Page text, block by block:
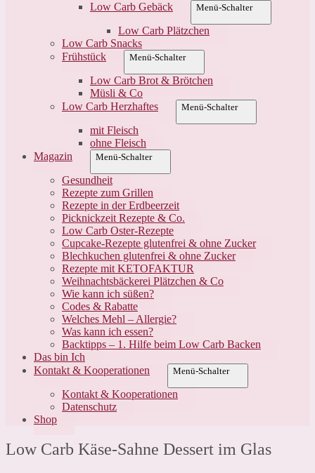
Low Carb Gebäck
Menü-Schalter
Low Carb Plätzchen
Low Carb Snacks
Frühstück
Menü-Schalter
Low Carb Brot & Brötchen
Müsli & Co
Low Carb Herzhaftes
Menü-Schalter
mit Fleisch
ohne Fleisch
Magazin
Menü-Schalter
Gesundheit
Rezepte zum Grillen
Rezepte in der Erdbeerzeit
Picknickzeit Rezepte & Co.
Low Carb Oster-Rezepte
Cupcake-Rezepte glutenfrei & ohne Zucker
Blechkuchen glutenfrei & ohne Zucker
Rezepte mit KETOFAKTUR
Weihnachtsbäckerei Plätzchen & Co
Wie kann ich süßen?
Codes & Rabatte
Welches Mehl – Allergie?
Was kann ich essen?
Backtipps – 1. Hilfe beim Low Carb Backen
Das bin Ich
Kontakt & Kooperationen
Menü-Schalter
Kontakt & Kooperationen
Datenschutz
Shop
Low Carb Käse-Sahne Dessert im Glas